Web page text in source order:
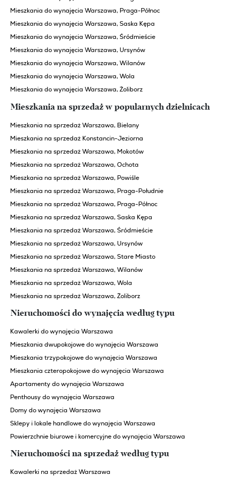
Mieszkania do wynajęcia Warszawa, Praga-Północ
Mieszkania do wynajęcia Warszawa, Saska Kępa
Mieszkania do wynajęcia Warszawa, Śródmieście
Mieszkania do wynajęcia Warszawa, Ursynów
Mieszkania do wynajęcia Warszawa, Wilanów
Mieszkania do wynajęcia Warszawa, Wola
Mieszkania do wynajęcia Warszawa, Żoliborz
Mieszkania na sprzedaż w popularnych dzielnicach
Mieszkania na sprzedaż Warszawa, Bielany
Mieszkania na sprzedaż Konstancin-Jeziorna
Mieszkania na sprzedaż Warszawa, Mokotów
Mieszkania na sprzedaż Warszawa, Ochota
Mieszkania na sprzedaż Warszawa, Powiśle
Mieszkania na sprzedaż Warszawa, Praga-Południe
Mieszkania na sprzedaż Warszawa, Praga-Północ
Mieszkania na sprzedaż Warszawa, Saska Kępa
Mieszkania na sprzedaż Warszawa, Śródmieście
Mieszkania na sprzedaż Warszawa, Ursynów
Mieszkania na sprzedaż Warszawa, Stare Miasto
Mieszkania na sprzedaż Warszawa, Wilanów
Mieszkania na sprzedaż Warszawa, Wola
Mieszkania na sprzedaż Warszawa, Żoliborz
Nieruchomości do wynajęcia według typu
Kawalerki do wynajęcia Warszawa
Mieszkania dwupokojowe do wynajęcia Warszawa
Mieszkania trzypokojowe do wynajęcia Warszawa
Mieszkania czteropokojowe do wynajęcia Warszawa
Apartamenty do wynajęcia Warszawa
Penthousy do wynajęcia Warszawa
Domy do wynajęcia Warszawa
Sklepy i lokale handlowe do wynajęcia Warszawa
Powierzchnie biurowe i komercyjne do wynajęcia Warszawa
Nieruchomości na sprzedaż według typu
Kawalerki na sprzedaż Warszawa